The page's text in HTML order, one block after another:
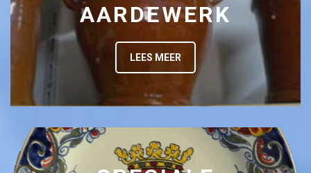
AARDEWERK
LEES MEER